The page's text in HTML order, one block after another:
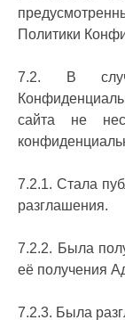
Политики
7.2. В
сайта не
7.2.1. Стала
разглашения.
7.2.2. Была
её получения
7.2.3. Была